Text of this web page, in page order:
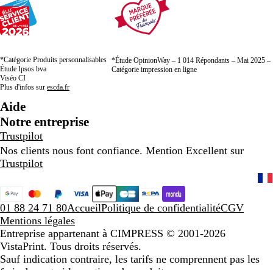
*Catégorie Produits personnalisables
Étude Ipsos bva
Viséo CI
Plus d'infos sur escda.fr
*Étude OpinionWay – 1 014 Répondants – Mai 2025 –
Catégorie impression en ligne
Aide
Notre entreprise
Trustpilot
Nos clients nous font confiance. Mention Excellent sur
Trustpilot
01 88 24 71 80AccueilPolitique de confidentialitéCGV
Mentions légales
Entreprise appartenant à CIMPRESS © 2001-2026
VistaPrint. Tous droits réservés.
Sauf indication contraire, les tarifs ne comprennent pas les